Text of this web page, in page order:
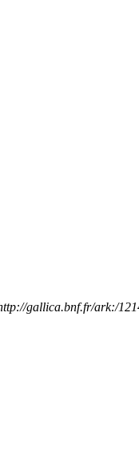
gallica.bnf.fr/ark:/